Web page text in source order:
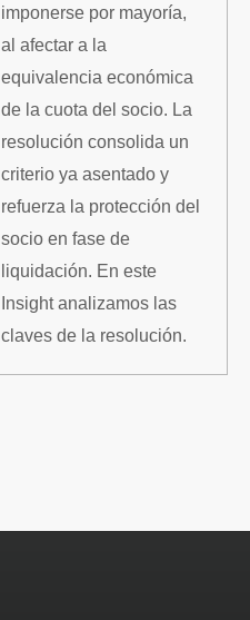
imponerse por mayoría,
al afectar a la
equivalencia económica
de la cuota del socio. La
resolución consolida un
criterio ya asentado y
refuerza la protección del
socio en fase de
liquidación. En este
Insight analizamos las
claves de la resolución.